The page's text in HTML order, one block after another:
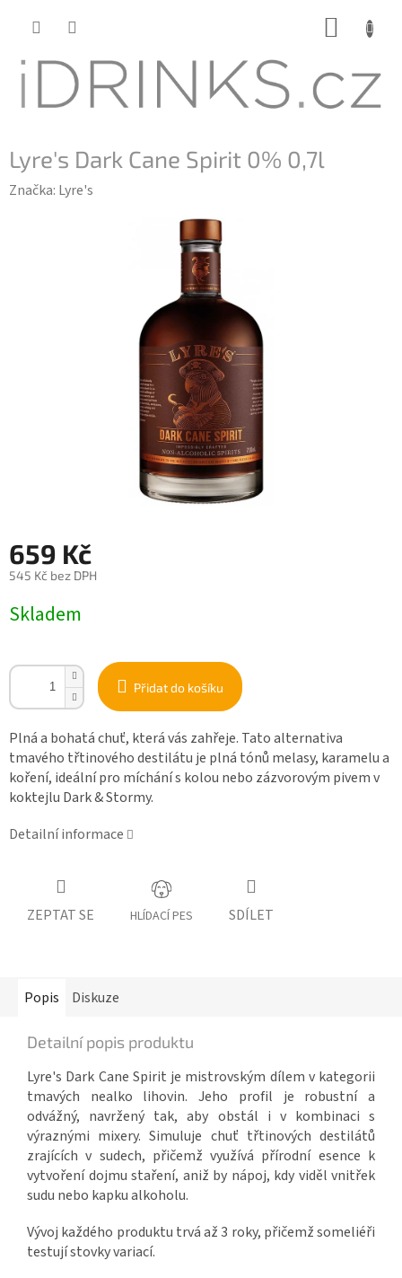
Lyre's Dark Cane Spirit 0% 0,7l
Značka: Lyre's
659 Kč
545 Kč bez DPH
cena:
Skladem
Přidat do košíku
Plná a bohatá chuť, která vás zahřeje. Tato alternativa
tmavého třtinového destilátu je plná tónů melasy, karamelu a
koření, ideální pro míchání s kolou nebo zázvorovým pivem v
koktejlu Dark & Stormy.
Detailní informace
ZEPTAT SE HLÍDACÍ PES SDÍLET
Popis Diskuze
Detailní popis produktu
Lyre's Dark Cane Spirit je mistrovským dílem v kategorii
tmavých nealko lihovin. Jeho profil je robustní a
odvážný, navržený tak, aby obstál i v kombinaci s
výraznými mixery. Simuluje chuť třtinových destilátů
zrajících v sudech, přičemž využívá přírodní esence k
vytvoření dojmu staření, aniž by nápoj, kdy viděl vnitřek
sudu nebo kapku alkoholu.
Vývoj každého produktu trvá až 3 roky, přičemž someliéři
testují stovky variací.